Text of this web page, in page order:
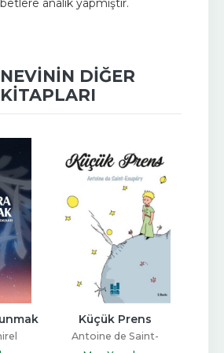
analık yapmıştır.
DIĞER
KITAPLARI
Küçük Prens
Antoine de Saint-